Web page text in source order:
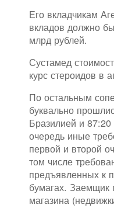
Его вкладчикам
вкладов должно
млрд рублей.
Сустамед
курс стероидов в
По остальным
буквально
Бразилией и
очередь иные
первой и второй
том числе
предъявленных к
бумагах. Заемщик
магазина